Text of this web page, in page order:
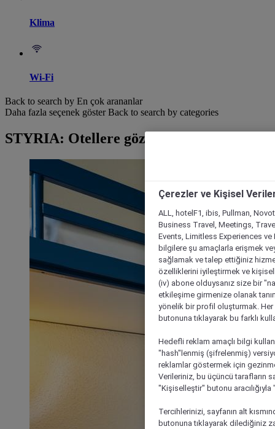
Klima
Wi-Fi
Back to search by En çok arananlar
Daha fazla seçenek göster Back to search by categories
STYRIA: Otellere göz at
Çerezler ve Kişisel
ALL, hotelF1, ibis, Pullman,
Business Travel, Meetings,
Events, Limitless Experiences
bilgilere şu amaçlarla erişmek
sağlamak ve talep ettiğiniz
özelliklerini iyileştirmek ve
(iv) abone olduysanız size bir
etkileşime girmenize olanak
yönelik bir profil oluşturmak.
butonuna tıklayarak bu farklı
Hedefli reklam amaçlı bilgi
"hash"lenmiş (şifrelenmiş)
reklamlar göstermek için
Verileriniz, bu üçüncü tarafların
"Kişiselleştir" butonu
Tercihlerinizi, sayfanın alt
butonuna tıklayarak dilediğiniz